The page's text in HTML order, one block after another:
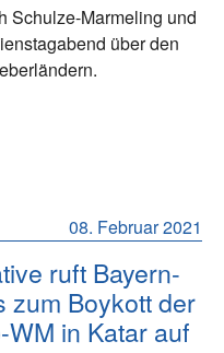
Schulze-Marmeling und
über den
08. Februar 2021
ruft Bayern-
zum Boykott der
WM in Katar auf